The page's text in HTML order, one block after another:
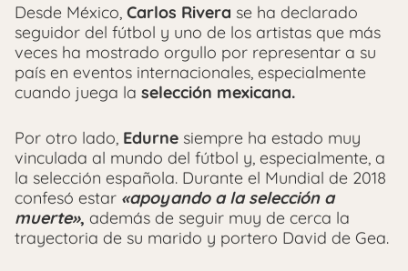
Desde México, Carlos Rivera se ha declarado
seguidor del fútbol y uno de los artistas que más
veces ha mostrado orgullo por representar a su
país en eventos internacionales, especialmente
cuando juega la selección mexicana.
Por otro lado, Edurne siempre ha estado muy
vinculada al mundo del fútbol y, especialmente, a
la selección española. Durante el Mundial de 2018
confesó estar «apoyando a la selección a
muerte», además de seguir muy de cerca la
trayectoria de su marido y portero David de Gea.